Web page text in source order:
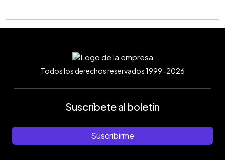
Todos los derechos reservados 1999-2026
Suscríbete al boletín
Suscribirme